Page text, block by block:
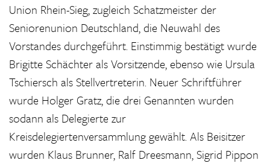
Union Rhein-Sieg, zugleich Schatzmeister der
Seniorenunion Deutschland, die Neuwahl des
Vorstandes durchgeführt. Einstimmig bestätigt wurde
Brigitte Schächter als Vorsitzende, ebenso wie Ursula
Tschiersch als Stellvertreterin. Neuer Schriftführer
wurde Holger Gratz, die drei Genannten wurden
sodann als Delegierte zur
Kreisdelegiertenversammlung gewählt. Als Beisitzer
wurden Klaus Brunner, Ralf Dreesmann, Sigrid Pippon